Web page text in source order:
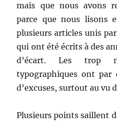
mais que nous avons
parce que nous lisons
plusieurs articles unis
qui ont été écrits à des
d’écart. Les trop
typographiques ont
d’excuses, surtout au vu
Plusieurs points saillent